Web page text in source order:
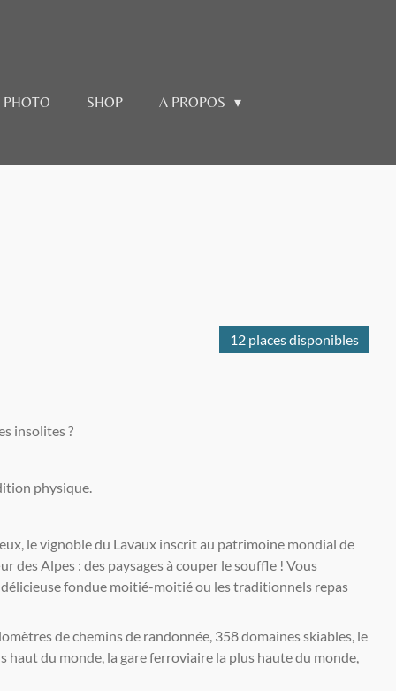
PHOTO SHOP
A PROPOS
12 places disponibles
insolites ?
physique.
le vignoble du Lavaux inscrit au patrimoine mondial de
des Alpes : des paysages à couper le souffle ! Vous
fondue moitié-moitié ou les traditionnels repas
de chemins de randonnée, 358 domaines skiables, le
du monde, la gare ferroviaire la plus haute du monde,